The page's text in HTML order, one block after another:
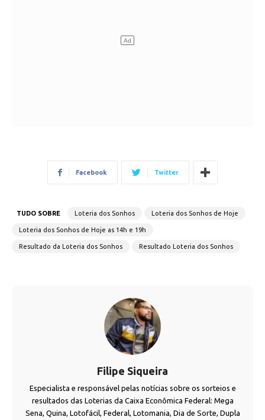
Facebook Twitter
TUDO SOBRE Loteria dos Sonhos Loteria dos Sonhos de Hoje
Loteria dos Sonhos de Hoje as 14h e 19h
Resultado da Loteria dos Sonhos Resultado Loteria dos Sonhos
Filipe Siqueira
Especialista e responsável pelas notícias sobre os sorteios e
resultados das Loterias da Caixa Econômica Federal: Mega
Sena, Quina, Lotofácil, Federal, Lotomania, Dia de Sorte, Dupla